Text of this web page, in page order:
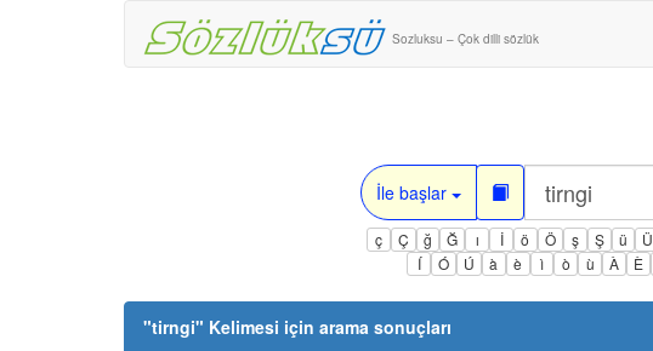
Sozluksu – Çok dilli sözlük
İle başlar
ç Ç ğ Ğ ı İ ö Ö ş Ş ü Ü
Í
Ó Ú à è ì ò ù À È
"tirngi" Kelimesi için arama sonuçları